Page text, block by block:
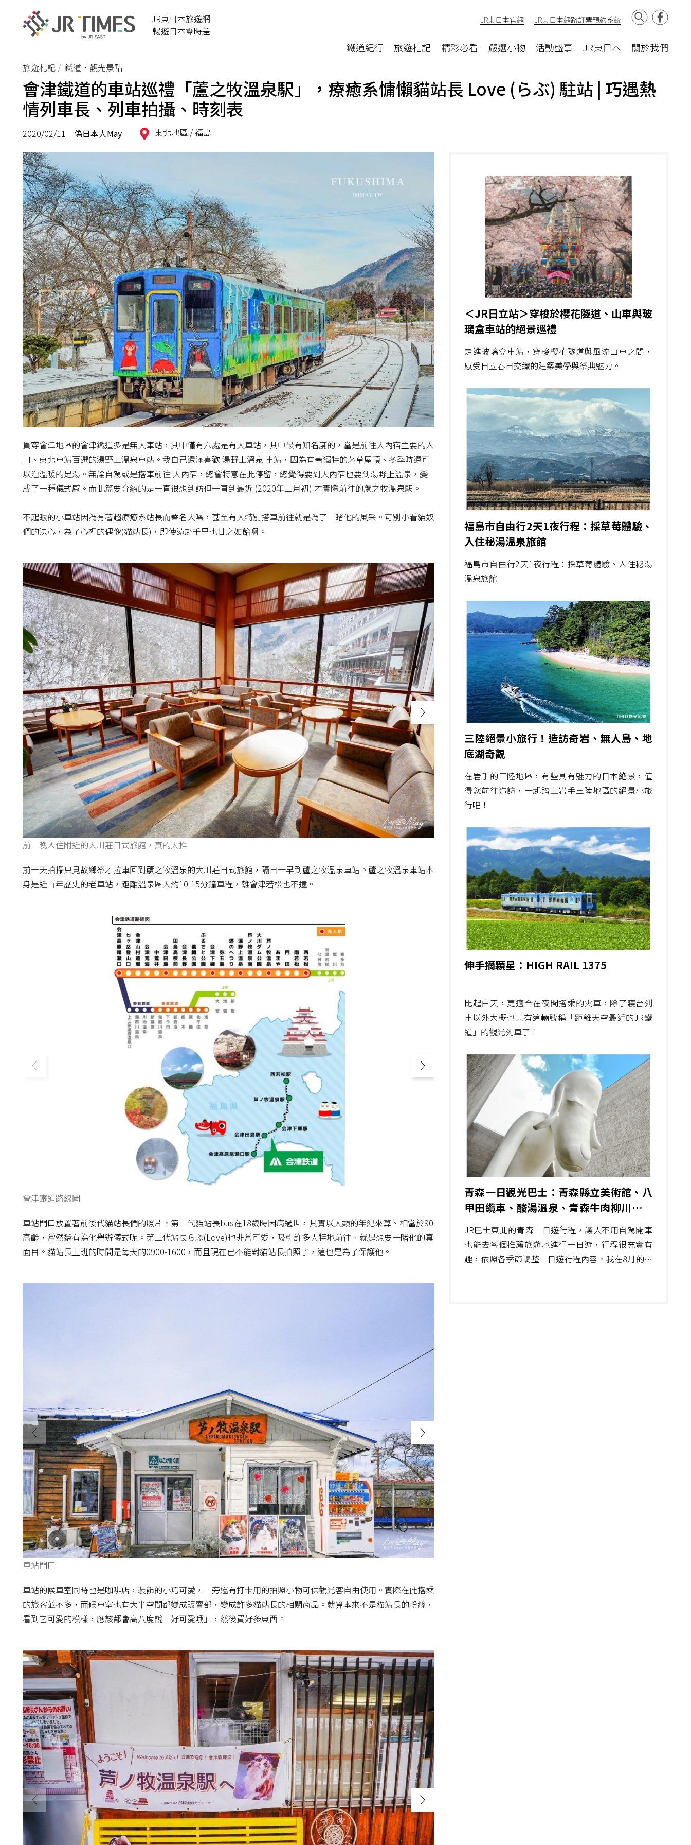
JR東日本旅遊網
暢遊日本零時差
鐵道紀行 旅遊札記 精彩必看 嚴選小物 活動盛事 JR東日本 關於我們
JR東日本官網 JR東日本網路訂票預約系統
旅遊札記 鐵道•觀光景點
會津鐵道的車站巡禮「蘆之牧溫泉駅」，療癒系慵懶貓站長 Love (らぶ) 駐站 | 巧遇熱
情列車長、列車拍攝、時刻表
2020/02/11 偽日本人May 東北地區 /福島
貫穿會津地區的會津鐵道多是無人車站，其中僅有六處是有人車站，其中最有知名度的，當是前往大內宿主要的入
口、東北車站百選的湯野上溫泉車站。我自己還滿喜歡 湯野上溫泉 車站，因為有著獨特的茅草屋頂、冬季時還可
以泡溫暖的足湯。無論自駕或是搭車前往 大內宿，總會特意在此停留，總覺得要到大內宿也要到湯野上溫泉，變
成了一種儀式感。而此篇要介紹的是一直很想到訪但一直到最近 (2020年二月初) 才實際前往的蘆之牧溫泉駅。
不起眼的小車站因為有著超療癒系站長而聲名大噪，甚至有人特別搭車前往就是為了一睹他的風采。可別小看貓奴
們的決心，為了心裡的偶像(貓站長)，即使遠赴千里也甘之如飴啊。
前一晚入住附近的大川莊日式旅館，真的大推
前一天拍攝只見故鄉祭才拉車回到藘之牧溫泉的大川莊日式旅館，隔日一早到蘆之牧溫泉車站。蘆之牧溫泉車站本
身是近百年歷史的老車站，距離溫泉區大約10-15分鐘車程，離會津若松也不遠。
會津鐵道路線圖
車站門口放置著前後代貓站長們的照片。第一代貓站長bus在18歲時因病過世，其實以人類的年紀來算、相當於90
高齡，當然還有為他舉辦儀式呢。第二代站長らぶ(Love)也非常可愛，吸引許多人特地前往、就是想要一睹他的真
面目。貓站長上班的時間是每天的0900-1600，而且現在已不能對貓站長拍照了，這也是為了保護他。
車站門口
車站的候車室同時也是咖啡店，裝飾的小巧可愛，一旁還有打卡用的拍照小物可供觀光客自由使用。實際在此搭乘
的旅客並不多，而候車室也有大半空間都變成販賣部，變成許多貓站長的相關商品。就算本來不是貓站長的粉絲，
看到它可愛的模樣，應該都會高八度說「好可愛哦」，然後買好多東西。
＜JR日立站＞穿梭於櫻花隧道、山車與玻
璃盒車站的絕景巡禮
走進玻璃盒車站，穿梭櫻花隧道與風流山車之間，
感受日立春日交織的建築美學與祭典魅力。
福島市自由行2天1夜行程：採草莓體驗、
入住秘湯溫泉旅館
福島市自由行2天1夜行程：採草莓體驗、入住秘湯
溫泉旅館
三陸絕景小旅行！造訪奇岩、無人島、地
底湖奇觀
在岩手的三陸地區，有些具有魅力的日本絶景，值
得您前往造訪，一起踏上岩手三陸地區的絕景小旅
行吧！
伸手摘顆星：HIGH RAIL 1375
比起白天，更適合在夜間搭乘的火車，除了寢台列
車以外大概也只有這輛號稱「距離天空最近的JR鐵
道」的觀光列車了！
青森一日觀光巴士：青森縣立美術館、八
甲田纜車、酸湯溫泉、青森牛肉柳川鍋、
三內丸山遺跡
JR巴士東北的青森一日遊行程，讓人不用自駕開車
也能去各個推薦旅遊地進行一日遊，行程很充實有
趣，依照各季節調整一日遊行程內容。我在8月的夏